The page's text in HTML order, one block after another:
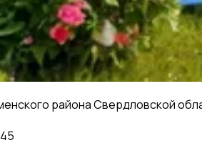
района Свердловской